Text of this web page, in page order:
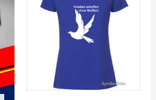
Optionen